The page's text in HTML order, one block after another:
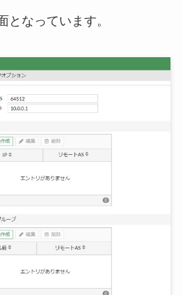
となっています。